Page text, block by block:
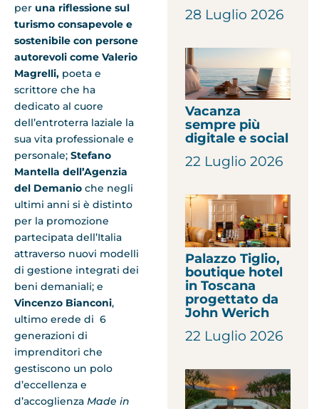
per una riflessione sul
turismo consapevole e
sostenibile con persone
autorevoli come Valerio
Magrelli, poeta e
scrittore che ha
dedicato al cuore
dell’entroterra laziale la
sua vita professionale e
personale; Stefano
Mantella dell’Agenzia
del Demanio che negli
ultimi anni si è distinto
per la promozione
partecipata dell’Italia
attraverso nuovi modelli
di gestione integrati dei
beni demaniali; e
Vincenzo Bianconi,
ultimo erede di 6
generazioni di
imprenditori che
gestiscono un polo
d’eccellenza e
d’accoglienza Made in
28 Luglio 2026
Vacanza
sempre più
digitale e social
22 Luglio 2026
Palazzo Tiglio,
boutique hotel
in Toscana
progettato da
John Werich
22 Luglio 2026